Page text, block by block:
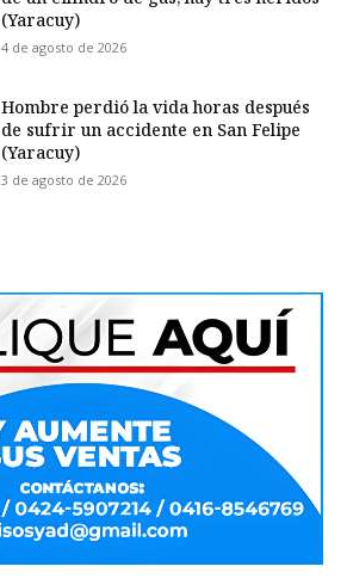
(Yaracuy)
4 de agosto de 2026
Hombre perdió la vida horas después
de sufrir un accidente en San Felipe
(Yaracuy)
3 de agosto de 2026